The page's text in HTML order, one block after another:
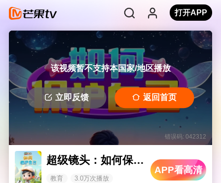
打开APP
该视频暂不支持本国家/地区播放
立即反馈 返回首页
错误码: 042312
超级镜头：如何保护自己
教育 3.0万次播放
APP看高清